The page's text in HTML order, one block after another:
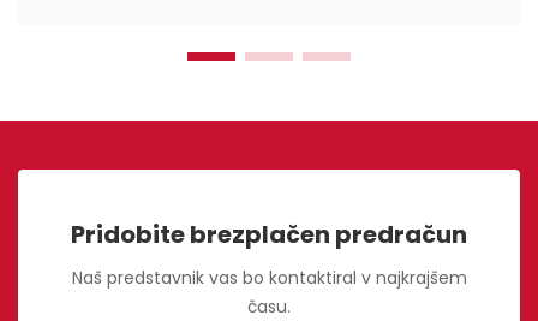
Pridobite brezplačen predračun
Naš predstavnik vas bo kontaktiral v najkrajšem
času.